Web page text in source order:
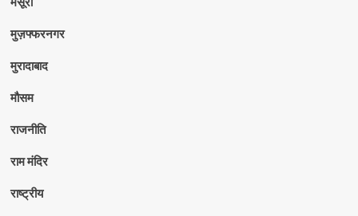
मुज़फ्फरनगर
मुरादाबाद
मौसम
राजनीति
राम मंदिर
राष्ट्रीय